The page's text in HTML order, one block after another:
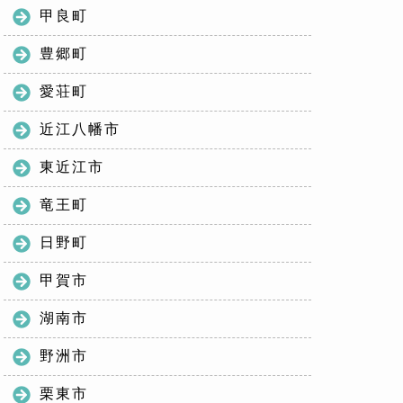
甲良町
豊郷町
愛荘町
近江八幡市
東近江市
竜王町
日野町
甲賀市
湖南市
野洲市
栗東市